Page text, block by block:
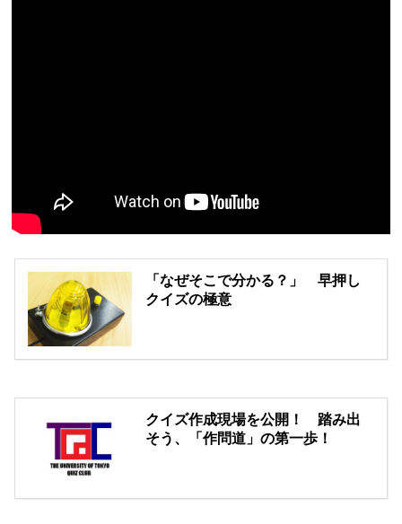
「なぜそこで分かる？」 早押し
クイズの極意
クイズ作成現場を公開！ 踏み出
そう、「作問道」の第一歩！